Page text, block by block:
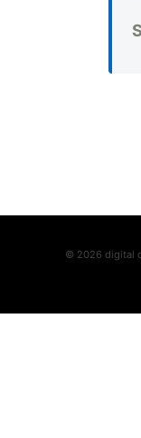
© 2026 digital